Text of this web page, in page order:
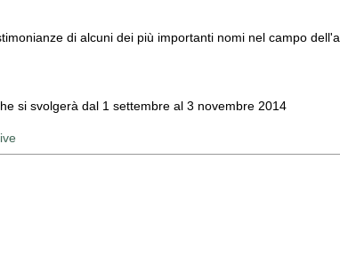
di alcuni dei più importanti nomi nel campo
si svolgerà dal 1 settembre al 3 novembre 2014